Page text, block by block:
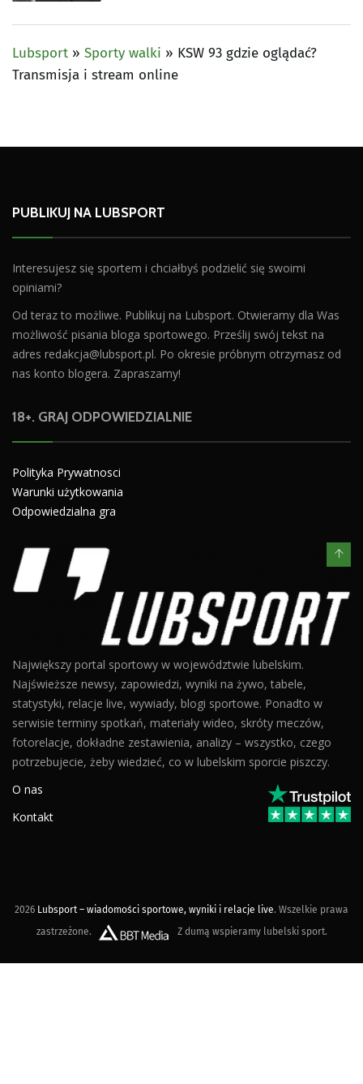
Lubsport » Sporty walki » KSW 93 gdzie oglądać?
Transmisja i stream online
PUBLIKUJ NA LUBSPORT
Interesujesz się sportem i chciałbyś podzielić się swoimi
opiniami?
Od teraz to możliwe. Publikuj na Lubsport. Otwieramy dla Was
możliwość pisania bloga sportowego. Prześlij swój tekst na
adres redakcja@lubsport.pl. Po okresie próbnym otrzymasz od
nas konto blogera. Zapraszamy!
18+. GRAJ ODPOWIEDZIALNIE
Polityka Prywatnosci
Warunki użytkowania
Odpowiedzialna gra
Największy portal sportowy w województwie lubelskim.
Najświeższe newsy, zapowiedzi, wyniki na żywo, tabele,
statystyki, relacje live, wywiady, blogi sportowe. Ponadto w
serwisie terminy spotkań, materiały wideo, skróty meczów,
fotorelacje, dokładne zestawienia, analizy – wszystko, czego
potrzebujecie, żeby wiedzieć, co w lubelskim sporcie piszczy.
O nas
Kontakt
2026 Lubsport – wiadomości sportowe, wyniki i relacje live. Wszelkie prawa
zastrzeżone.
Z dumą wspieramy lubelski sport.